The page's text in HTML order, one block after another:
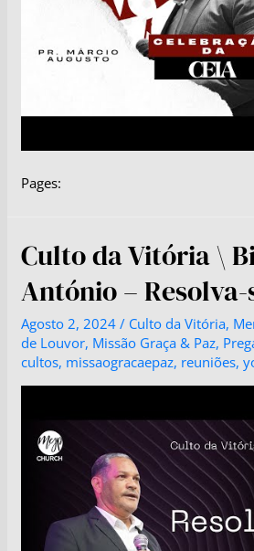
Pages:
Culto da Vitória \
António – Resolva-
Agosto 2, 2024 / Culto da Vitória,
de Louvor, Missão Graça & Paz,
cultos, missaogracaepaz, reuniões,